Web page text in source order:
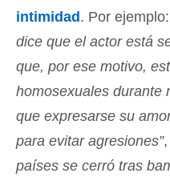
intimidad. Por ejemplo:
dice que el actor está
que, por ese motivo,
homosexuales durante
que expresarse su
para evitar agresiones”,
países se cerró tras